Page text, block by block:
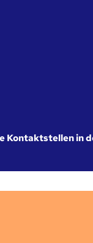
Kontaktstellen in